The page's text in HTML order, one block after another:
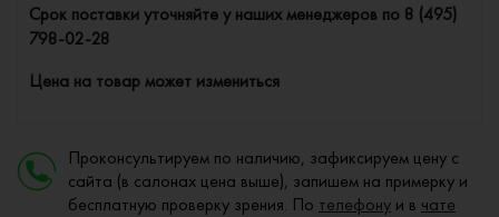
Cрок поставки уточняйте у наших менеджеров по 8 (495)
798-02-28
Цена на товар может измениться
Проконсультируем по наличию, зафиксируем цену с
сайта (в салонах цена выше), запишем на примерку и
бесплатную проверку зрения. По телефону и в чате